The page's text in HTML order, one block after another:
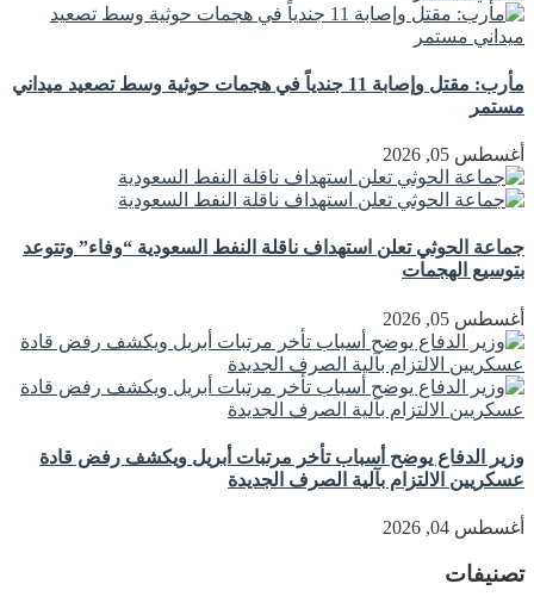
مأرب: مقتل وإصابة 11 جندياً في هجمات حوثية وسط تصعيد ميداني
مستمر
أغسطس 05, 2026
جماعة الحوثي تعلن استهداف ناقلة النفط السعودية “وفاء” وتتوعد
بتوسيع الهجمات
أغسطس 05, 2026
وزير الدفاع يوضح أسباب تأخر مرتبات أبريل ويكشف رفض قادة
عسكريين الالتزام بآلية الصرف الجديدة
أغسطس 04, 2026
تصنيفات